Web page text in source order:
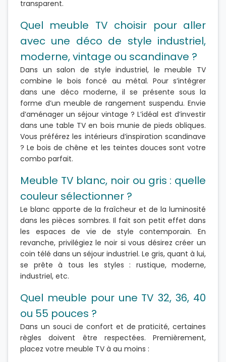
transparent.
Quel meuble TV choisir pour aller
avec une déco de style industriel,
moderne, vintage ou scandinave ?
Dans un salon de style industriel, le meuble TV
combine le bois foncé au métal. Pour s’intégrer
dans une déco moderne, il se présente sous la
forme d’un meuble de rangement suspendu. Envie
d’aménager un séjour vintage ? L’idéal est d’investir
dans une table TV en bois munie de pieds obliques.
Vous préférez les intérieurs d’inspiration scandinave
? Le bois de chêne et les teintes douces sont votre
combo parfait.
Meuble TV blanc, noir ou gris : quelle
couleur sélectionner ?
Le blanc apporte de la fraîcheur et de la luminosité
dans les pièces sombres. Il fait son petit effet dans
les espaces de vie de style contemporain. En
revanche, privilégiez le noir si vous désirez créer un
coin télé dans un séjour industriel. Le gris, quant à lui,
se prête à tous les styles : rustique, moderne,
industriel, etc.
Quel meuble pour une TV 32, 36, 40
ou 55 pouces ?
Dans un souci de confort et de praticité, certaines
règles doivent être respectées. Premièrement,
placez votre meuble TV à au moins :